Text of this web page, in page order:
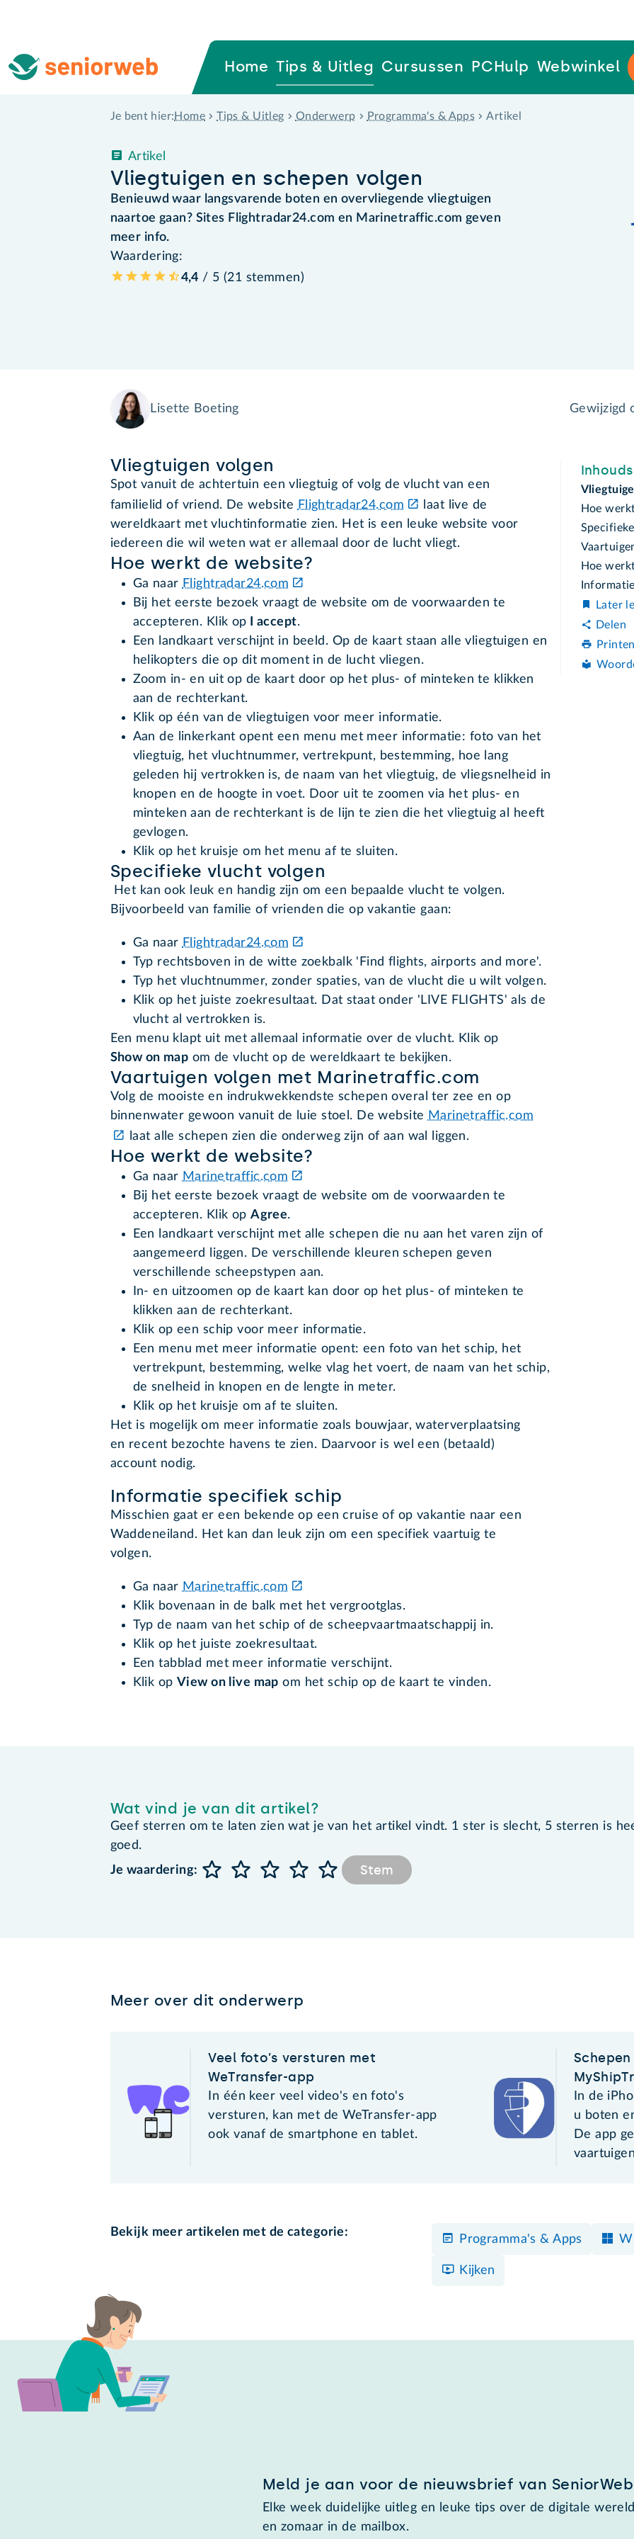
Home Tips & Uitleg Cursussen PCHulp Webwinkel
Je bent hier: Home Tips & Uitleg Onderwerp Programma's & Apps Artikel
Vliegtuigen en schepen volgen
Artikel
Benieuwd waar langsvarende boten en overvliegende vliegtuigen
naartoe gaan? Sites Flightradar24.com en Marinetraffic.com geven
meer info.
Waardering:
4,4 / 5 (21 stemmen)
Lisette Boeting Gewijzigd
Vliegtuigen volgen
Spot vanuit de achtertuin een vliegtuig of volg de vlucht van een
familielid of vriend. De website Flightradar24.com
laat live de
wereldkaart met vluchtinformatie zien. Het is een leuke website voor
iedereen die wil weten wat er allemaal door de lucht vliegt.
Hoe werkt de website?
Ga naar Flightradar24.com
Bij het eerste bezoek vraagt de website om de voorwaarden te
accepteren. Klik op I accept.
Een landkaart verschijnt in beeld. Op de kaart staan alle vliegtuigen en
helikopters die op dit moment in de lucht vliegen.
Zoom in- en uit op de kaart door op het plus- of minteken te klikken
aan de rechterkant.
Klik op één van de vliegtuigen voor meer informatie.
Aan de linkerkant opent een menu met meer informatie: foto van het
vliegtuig, het vluchtnummer, vertrekpunt, bestemming, hoe lang
geleden hij vertrokken is, de naam van het vliegtuig, de vliegsnelheid in
knopen en de hoogte in voet. Door uit te zoomen via het plus- en
minteken aan de rechterkant is de lijn te zien die het vliegtuig al heeft
gevlogen.
Klik op het kruisje om het menu af te sluiten.
Specifieke vlucht volgen
Het kan ook leuk en handig zijn om een bepaalde vlucht te volgen.
Bijvoorbeeld van familie of vrienden die op vakantie gaan:
Ga naar Flightradar24.com
Typ rechtsboven in de witte zoekbalk 'Find flights, airports and more'.
Typ het vluchtnummer, zonder spaties, van de vlucht die u wilt volgen.
Klik op het juiste zoekresultaat. Dat staat onder 'LIVE FLIGHTS' als de
vlucht al vertrokken is.
Een menu klapt uit met allemaal informatie over de vlucht. Klik op
Show on map om de vlucht op de wereldkaart te bekijken.
Vaartuigen volgen met Marinetraffic.com
Volg de mooiste en indrukwekkendste schepen overal ter zee en op
binnenwater gewoon vanuit de luie stoel. De website Marinetraffic.com
laat alle schepen zien die onderweg zijn of aan wal liggen.
Hoe werkt de website?
Ga naar Marinetraffic.com
Bij het eerste bezoek vraagt de website om de voorwaarden te
accepteren. Klik opAgree.
Een landkaart verschijnt met alle schepen die nu aan het varen zijn of
aangemeerd liggen. De verschillende kleuren schepen geven
verschillende scheepstypen aan.
In- en uitzoomen op de kaart kan door op het plus- of minteken te
klikken aan de rechterkant.
Klik op een schip voor meer informatie.
Een menu met meer informatie opent: een foto van het schip, het
vertrekpunt, bestemming, welke vlag het voert, de naam van het schip,
de snelheid in knopen en de lengte in meter.
Klik op het kruisje om af te sluiten.
Het is mogelijk om meer informatie zoals bouwjaar, waterverplaatsing
en recent bezochte havens te zien. Daarvoor is wel een (betaald)
account nodig.
Informatie specifiek schip
Misschien gaat er een bekende op een cruise of op vakantie naar een
Waddeneiland. Het kan dan leuk zijn om een specifiek vaartuig te
volgen.
Ga naar Marinetraffic.com
Klik bovenaan in de balk met het vergrootglas.
Typ de naam van het schip of de scheepvaartmaatschappij in.
Klik op het juiste zoekresultaat.
Een tabblad met meer informatie verschijnt.
Klik op View on live map om het schip op de kaart te vinden.
Hoe
Hoe
Later
Delen
Wat vind je van dit artikel?
Geef sterren om te laten zien wat je van het artikel vindt. 1 ster is slecht, 5 sterren is
goed.
Je waardering:
Stem
Meer over dit onderwerp
Veel foto’s versturen met
WeTransfer-app
In één keer veel video's en foto's
versturen, kan met de WeTransfer-app
ook vanaf de smartphone en tablet.
In de
u boten
De app
Bekijk meer artikelen met de categorie:
Programma's & Apps
Kijken
Meld je aan voor de nieuwsbrief van SeniorWeb
Elke week duidelijke uitleg en leuke tips over de digitale
en zomaar in de mailbox.